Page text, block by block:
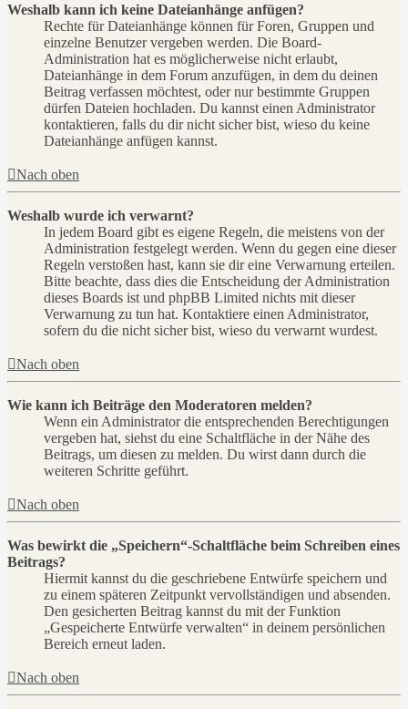
Weshalb kann ich keine Dateianhänge anfügen?
Rechte für Dateianhänge können für Foren, Gruppen und
einzelne Benutzer vergeben werden. Die Board-
Administration hat es möglicherweise nicht erlaubt,
Dateianhänge in dem Forum anzufügen, in dem du deinen
Beitrag verfassen möchtest, oder nur bestimmte Gruppen
dürfen Dateien hochladen. Du kannst einen Administrator
kontaktieren, falls du dir nicht sicher bist, wieso du keine
Dateianhänge anfügen kannst.
Nach oben
Weshalb wurde ich verwarnt?
In jedem Board gibt es eigene Regeln, die meistens von der
Administration festgelegt werden. Wenn du gegen eine dieser
Regeln verstoßen hast, kann sie dir eine Verwarnung erteilen.
Bitte beachte, dass dies die Entscheidung der Administration
dieses Boards ist und phpBB Limited nichts mit dieser
Verwarnung zu tun hat. Kontaktiere einen Administrator,
sofern du die nicht sicher bist, wieso du verwarnt wurdest.
Nach oben
Wie kann ich Beiträge den Moderatoren melden?
Wenn ein Administrator die entsprechenden Berechtigungen
vergeben hat, siehst du eine Schaltfläche in der Nähe des
Beitrags, um diesen zu melden. Du wirst dann durch die
weiteren Schritte geführt.
Nach oben
Was bewirkt die „Speichern“-Schaltfläche beim Schreiben eines
Beitrags?
Hiermit kannst du die geschriebene Entwürfe speichern und
zu einem späteren Zeitpunkt vervollständigen und absenden.
Den gesicherten Beitrag kannst du mit der Funktion
„Gespeicherte Entwürfe verwalten“ in deinem persönlichen
Bereich erneut laden.
Nach oben